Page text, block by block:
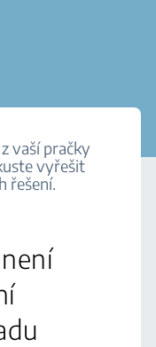
vaší pračky
vyřešit
řešení.